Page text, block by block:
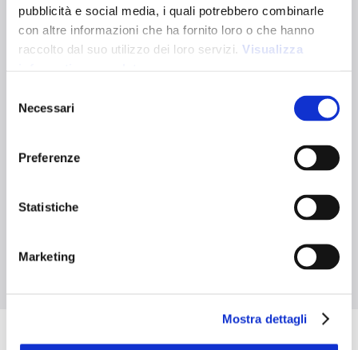
pubblicità e social media, i quali potrebbero combinarle
con altre informazioni che ha fornito loro o che hanno
raccolto dal suo utilizzo dei loro servizi. Visualizza
delNecessari
Preferenze
Statistiche
Marketing
Mostra dettagli
effetto metallizzato. Dotata di soffietto e manici corti.
Dimensioni: 24,5 x 23 x 10 cm
Dimensioni manici:41 x 3 cm
Capacità: 5L
Caratteristiche tecniche